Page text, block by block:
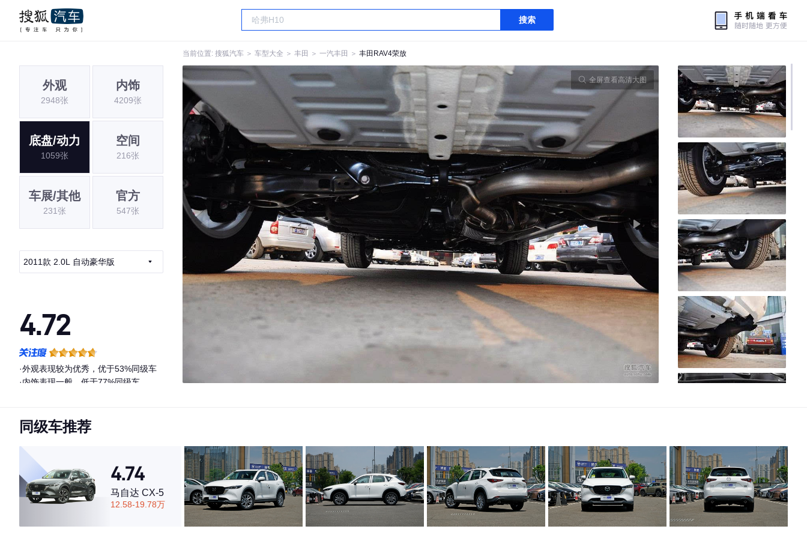
搜索
当前位置: 搜狐汽车 ＞ 车型大全 ＞ 丰田 ＞ 一汽丰田 ＞ 丰田RAV4荣放
外观
2948张
内饰
4209张
底盘/动力
1059张
空间
216张
车展/其他
231张
官方
547张
2011款 2.0L 自动豪华版
4.72
·外观表现较为优秀，优于53%同级车
·内饰表现一般，低于77%同级车
全屏查看高清大图
同级车推荐
4.74
马自达 CX-5
12.58-19.78万